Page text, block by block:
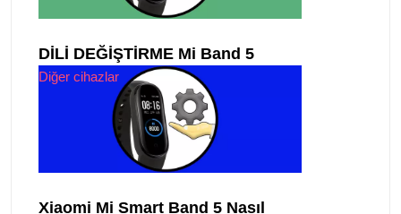
DİLİ DEĞİŞTİRME Mi Band 5
Diğer cihazlar
Xiaomi Mi Smart Band 5 Nasıl